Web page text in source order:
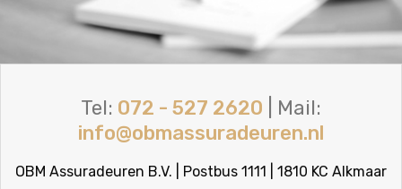
Tel: 072 - 527 2620 | Mail:
info@obmassuradeuren.nl
OBM Assuradeuren B.V. | Postbus 1111 | 1810 KC Alkmaar